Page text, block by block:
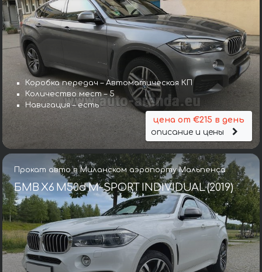
Коробка передач – Автоматическая КП
Количество мест – 5
Навигация – есть
цена от €215 в день
описание и цены
Прокат авто в Миланском аэропорту Мальпенса
БМВ X6 M50d M-SPORT INDIVIDUAL (2019)